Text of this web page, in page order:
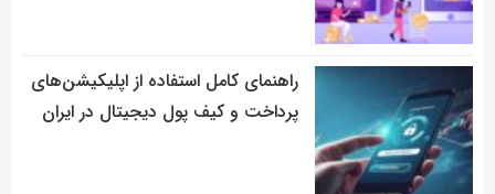
راهنمای کامل استفاده از اپلیکیشن‌های
پرداخت و کیف پول دیجیتال در ایران